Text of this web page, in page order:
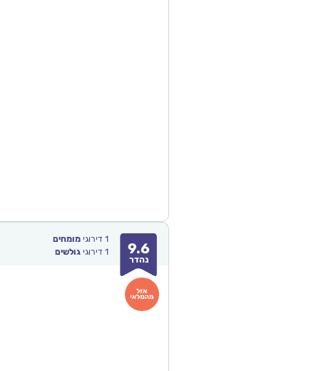
9.6
נהדר
1 דירוגימומחים
1 דירוגיגולשים